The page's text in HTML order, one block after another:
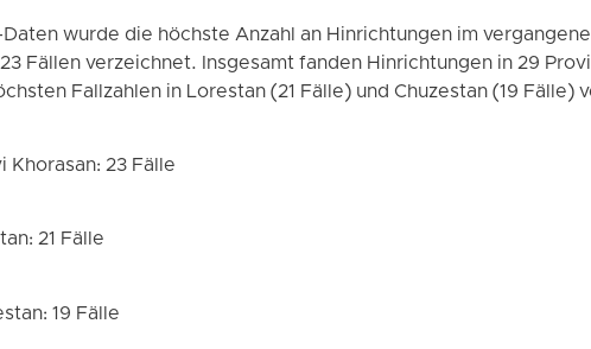
wurde die höchste Anzahl an Hinrichtungen im
Fällen verzeichnet. Insgesamt fanden Hinrichtungen in 29
Fallzahlen in Lorestan (21 Fälle) und Chuzestan (19 Fälle)
Khorasan: 23 Fälle
21 Fälle
19 Fälle